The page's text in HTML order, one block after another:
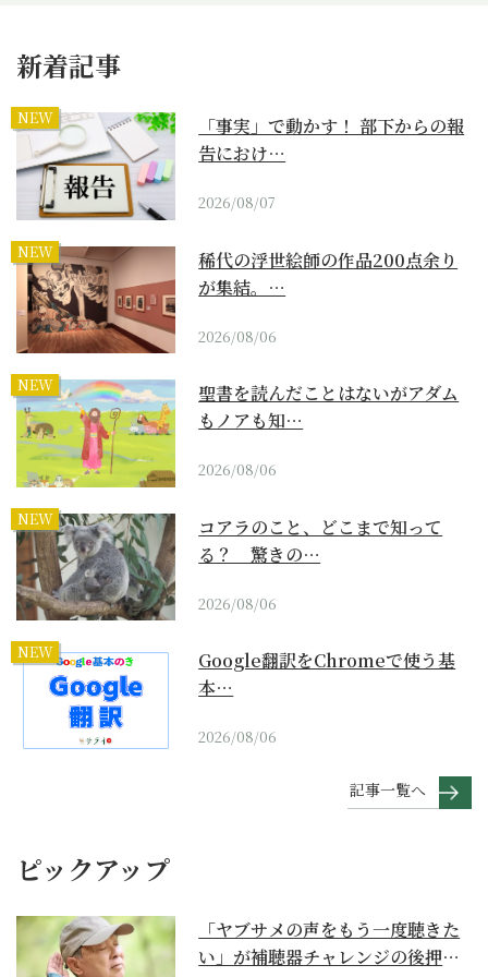
新着記事
NEW
「事実」で動かす！ 部下からの報
告におけ…
2026/08/07
NEW
稀代の浮世絵師の作品200点余り
が集結。…
2026/08/06
NEW
聖書を読んだことはないがアダム
もノアも知…
2026/08/06
NEW
コアラのこと、どこまで知って
る？ 驚きの…
2026/08/06
NEW
Google翻訳をChromeで使う基
本…
2026/08/06
記事一覧へ
ピックアップ
「ヤブサメの声をもう一度聴きた
い」が補聴器チャレンジの後押し